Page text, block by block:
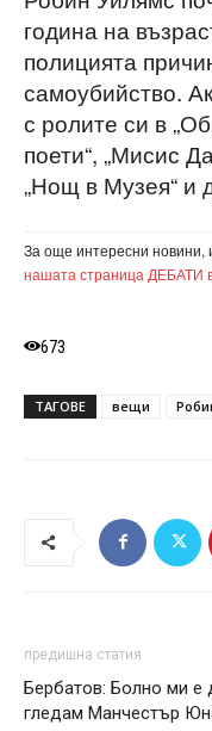
година на
полицията
самоубийство.
с ролите си в
поети“, „Мисис
„Нощ в Музея“ и
За още интересни новини,
нашата страница ДЕБАТИ
673
ТАГОВЕ вещи
предишна статия
Бербатов: Болно ми е
гледам Манчестър